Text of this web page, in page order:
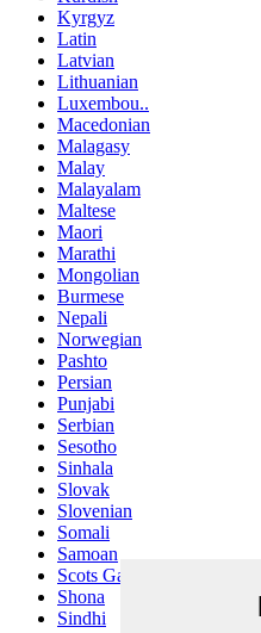
Kyrgyz
Latin
Latvian
Lithuanian
Luxembou..
Macedonian
Malagasy
Malay
Malayalam
Maltese
Maori
Marathi
Mongolian
Burmese
Nepali
Norwegian
Pashto
Persian
Punjabi
Serbian
Sesotho
Sinhala
Slovak
Slovenian
Somali
Samoan
Scots Gaelic
Shona
Sindhi